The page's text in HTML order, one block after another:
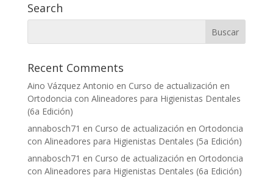
USD
hasta
39,68
Search
Recent Comments
Aino Vázquez Antonio en Curso de actualización en
Ortodoncia con Alineadores para Higienistas Dentales
(6a Edición)
annabosch71 en Curso de actualización en Ortodoncia
con Alineadores para Higienistas Dentales (5a Edición)
annabosch71 en Curso de actualización en Ortodoncia
con Alineadores para Higienistas Dentales (6a Edición)